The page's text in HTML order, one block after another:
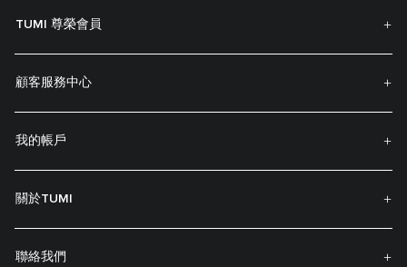
TUMI 尊榮會員
顧客服務中心
我的帳戶
關於TUMI
聯絡我們